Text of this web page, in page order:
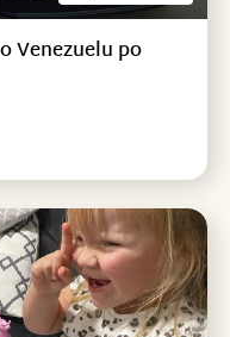
Venezuelu po